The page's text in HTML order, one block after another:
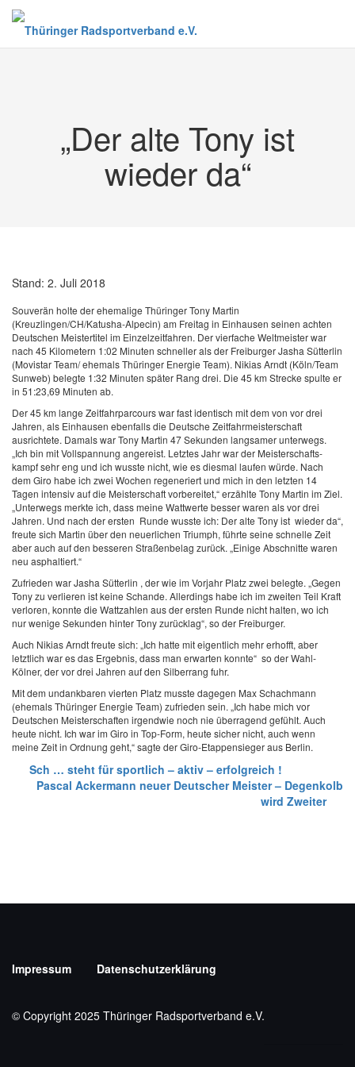
Zum
Inhalt
springen
„Der alte Tony ist
wieder da“
Stand: 2. Juli 2018
Souverän holte der ehemalige Thüringer Tony Martin
(Kreuzlingen/CH/Katusha-Alpecin) am Freitag in Einhausen seinen achten
Deutschen Meistertitel im Einzelzeitfahren. Der vierfache Weltmeister war
nach 45 Kilometern 1:02 Minuten schneller als der Freiburger Jasha Sütterlin
(Movistar Team/ ehemals Thüringer Energie Team). Nikias Arndt (Köln/Team
Sunweb) belegte 1:32 Minuten später Rang drei. Die 45 km Strecke spulte er
in 51:23,69 Minuten ab.
Der 45 km lange Zeitfahrparcours war fast identisch mit dem von vor drei
Jahren, als Einhausen ebenfalls die Deutsche Zeitfahrmeisterschaft
ausrichtete. Damals war Tony Martin 47 Sekunden langsamer unterwegs.
„Ich bin mit Vollspannung angereist. Letztes Jahr war der Meisterschafts-
kampf sehr eng und ich wusste nicht, wie es diesmal laufen würde. Nach
dem Giro habe ich zwei Wochen regeneriert und mich in den letzten 14
Tagen intensiv auf die Meisterschaft vorbereitet,“ erzählte Tony Martin im Ziel.
„Unterwegs merkte ich, dass meine Wattwerte besser waren als vor drei
Jahren. Und nach der ersten Runde wusste ich: Der alte Tony ist wieder da“,
freute sich Martin über den neuerlichen Triumph, führte seine schnelle Zeit
aber auch auf den besseren Straßenbelag zurück. „Einige Abschnitte waren
neu asphaltiert.“
Zufrieden war Jasha Sütterlin , der wie im Vorjahr Platz zwei belegte. „Gegen
Tony zu verlieren ist keine Schande. Allerdings habe ich im zweiten Teil Kraft
verloren, konnte die Wattzahlen aus der ersten Runde nicht halten, wo ich
nur wenige Sekunden hinter Tony zurücklag“, so der Freiburger.
Auch Nikias Arndt freute sich: „Ich hatte mit eigentlich mehr erhofft, aber
letztlich war es das Ergebnis, dass man erwarten konnte“ so der Wahl-
Kölner, der vor drei Jahren auf den Silberrang fuhr.
Mit dem undankbaren vierten Platz musste dagegen Max Schachmann
(ehemals Thüringer Energie Team) zufrieden sein. „Ich habe mich vor
Deutschen Meisterschaften irgendwie noch nie überragend gefühlt. Auch
heute nicht. Ich war im Giro in Top-Form, heute sicher nicht, auch wenn
meine Zeit in Ordnung geht,“ sagte der Giro-Etappensieger aus Berlin.
Sch … steht für sportlich – aktiv – erfolgreich !
Pascal Ackermann neuer Deutscher Meister – Degenkolb
wird Zweiter
Impressum Datenschutzerklärung
© Copyright 2025 Thüringer Radsportverband e.V.